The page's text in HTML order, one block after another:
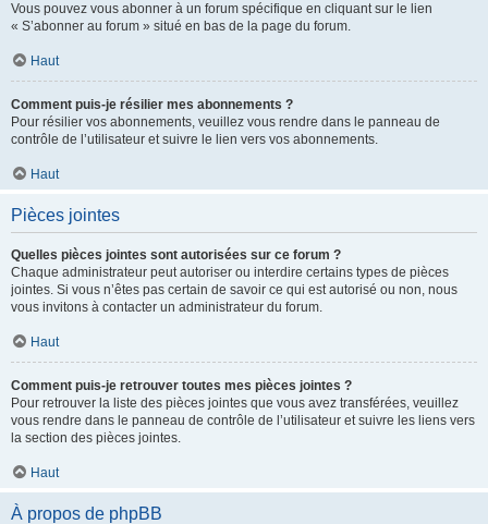
Vous pouvez vous abonner à un forum spécifique en cliquant sur le lien
« S’abonner au forum » situé en bas de la page du forum.
Haut
Comment puis-je résilier mes abonnements ?
Pour résilier vos abonnements, veuillez vous rendre dans le panneau de
contrôle de l’utilisateur et suivre le lien vers vos abonnements.
Haut
Pièces jointes
Quelles pièces jointes sont autorisées sur ce forum ?
Chaque administrateur peut autoriser ou interdire certains types de pièces
jointes. Si vous n’êtes pas certain de savoir ce qui est autorisé ou non, nous
vous invitons à contacter un administrateur du forum.
Haut
Comment puis-je retrouver toutes mes pièces jointes ?
Pour retrouver la liste des pièces jointes que vous avez transférées, veuillez
vous rendre dans le panneau de contrôle de l’utilisateur et suivre les liens vers
la section des pièces jointes.
Haut
À propos de phpBB